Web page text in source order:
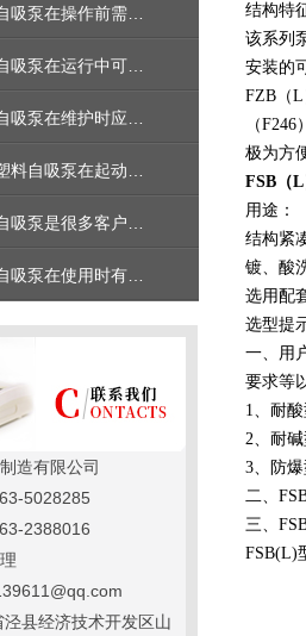
操作前需要注意以下要点
行中可有什么使用要领？
护时应注意以下主要部位
泵在起动前的准备工作！
是很多客户的不错选择
用时有哪些注意事项呢？
造有限公司
5028285
2388016
县经济技术开发区山
结构特
该系列
安装的
FZB（
（
极为方
FSB（
用途：
结构紧
镀、酸
选用配
选型提
一、用
要求等
1、耐
2、耐
3、防
二、
三、
FSB(L)